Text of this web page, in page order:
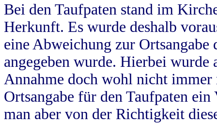
Bei den Taufpaten stand im
Herkunft. Es wurde deshalb
eine Abweichung zur
angegeben wurde. Hierbei wurde
Annahme doch wohl nicht
Ortsangabe für den Taufpaten
man aber von der Richtigkeit